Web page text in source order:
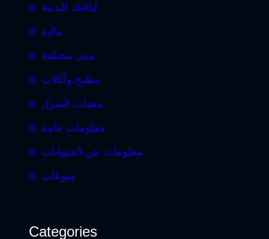
لياقتك البدنية
مالية
مدن مختلفة
مطبخ وأكلات
معدات المنزل
معلومات عامة
معلومات عن الحيوانات
منوعات
Categories